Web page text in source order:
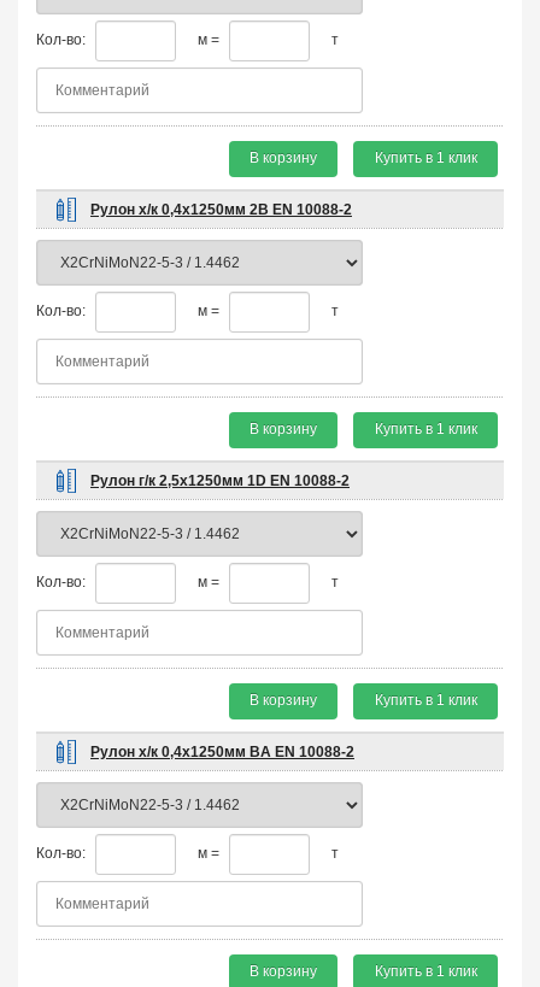
Кол-во: м = т
В корзину Купить в 1 клик
Рулон х/к 0,4х1250мм 2B EN 10088-2
Кол-во: м = т
В корзину Купить в 1 клик
Рулон г/к 2,5х1250мм 1D EN 10088-2
Кол-во: м = т
В корзину Купить в 1 клик
Рулон х/к 0,4х1250мм BA EN 10088-2
Кол-во: м = т
В корзину Купить в 1 клик